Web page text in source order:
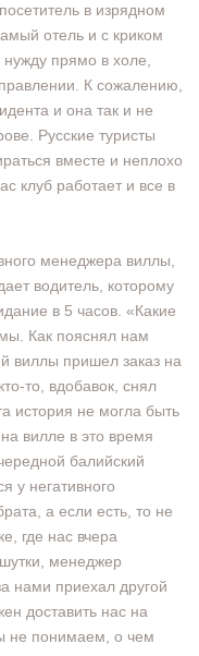
в изрядном
отель и с криком
прямо в холе,
К сожалению,
и она так и не
Русские туристы
вместе и неплохо
клуб работает и все в
менеджера виллы,
водитель, которому
в 5 часов. «Какие
Как пояснял нам
виллы пришел заказ на
то, вдобавок, снял
история не могла быть
вилле в это время
балийский
у негативного
а если есть, то не
где нас вчера
менеджер
нами приехал другой
доставить нас на
не понимаем, о чем